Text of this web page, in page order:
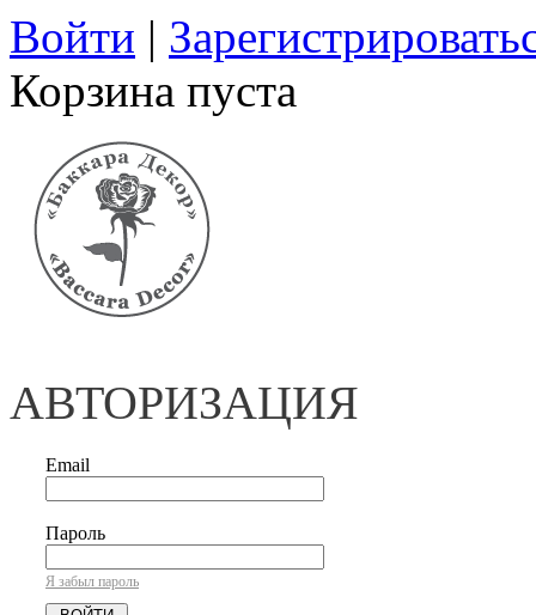
Войти |
Корзина пуста
АВТОРИЗАЦИЯ
Email
Пароль
Я забыл пароль